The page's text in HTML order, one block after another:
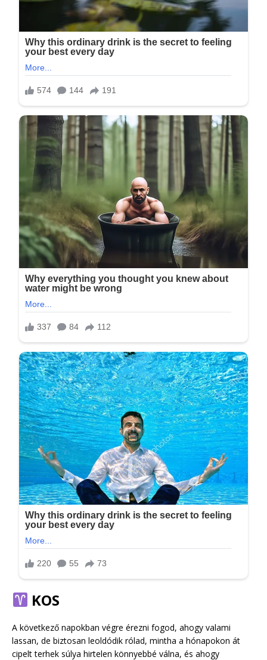
KOS
A következő napokban végre érezni fogod, ahogy valami
lassan, de biztosan leoldódik rólad, mintha a hónapokon át
cipelt terhek súlya hirtelen könnyebbé válna, és ahogy